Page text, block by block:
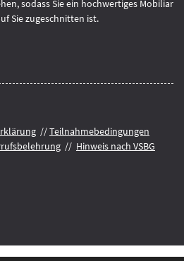
sodass Sie ein hochwertiges Mobiliar
Sie zugeschnitten ist.
//Teilnahmebedingungen
// Hinweis nach VSBG